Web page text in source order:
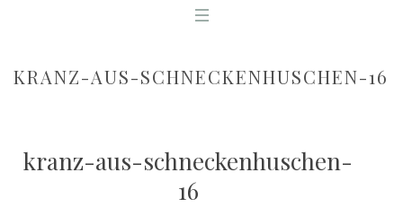
KRANZ-AUS-SCHNECKENHUSCHEN-16
kranz-aus-schneckenhuschen-
16